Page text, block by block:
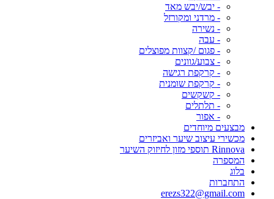
- יבש/יבש מאד
- מרדני ומקורזל
- נשירה
- עבה
- פגום /קצוות מפוצלים
- צבוע/גוונים
- קרקפת רגישה
- קרקפת שומנית
- קשקשים
- תלתלים
- אפור
מבצעים מיוחדים
מכשירי עיצוב שיער ואביזרים
Rinnova תוספי מזון לחיזוק השיער
המספרה
בלוג
התחברות
erezs322@gmail.com